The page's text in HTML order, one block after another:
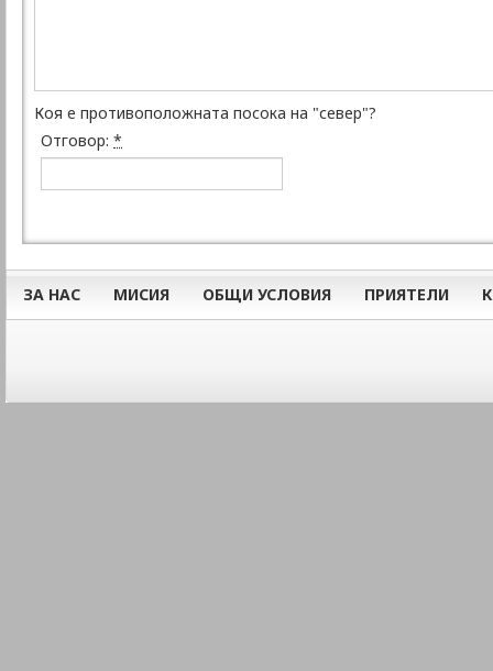
Коя е противоположната посока на "север"?
Отговор: *
ЗА НАС МИСИЯ ОБЩИ УСЛОВИЯ ПРИЯТЕЛИ